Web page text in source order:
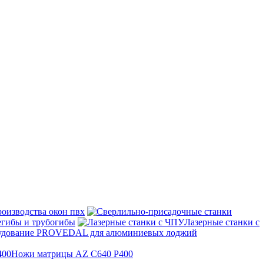
окон пвх
и трубогибы
Лазерные станки с
PROVEDAL для алюминиевых лоджий
Ножи матрицы AZ C640 P400